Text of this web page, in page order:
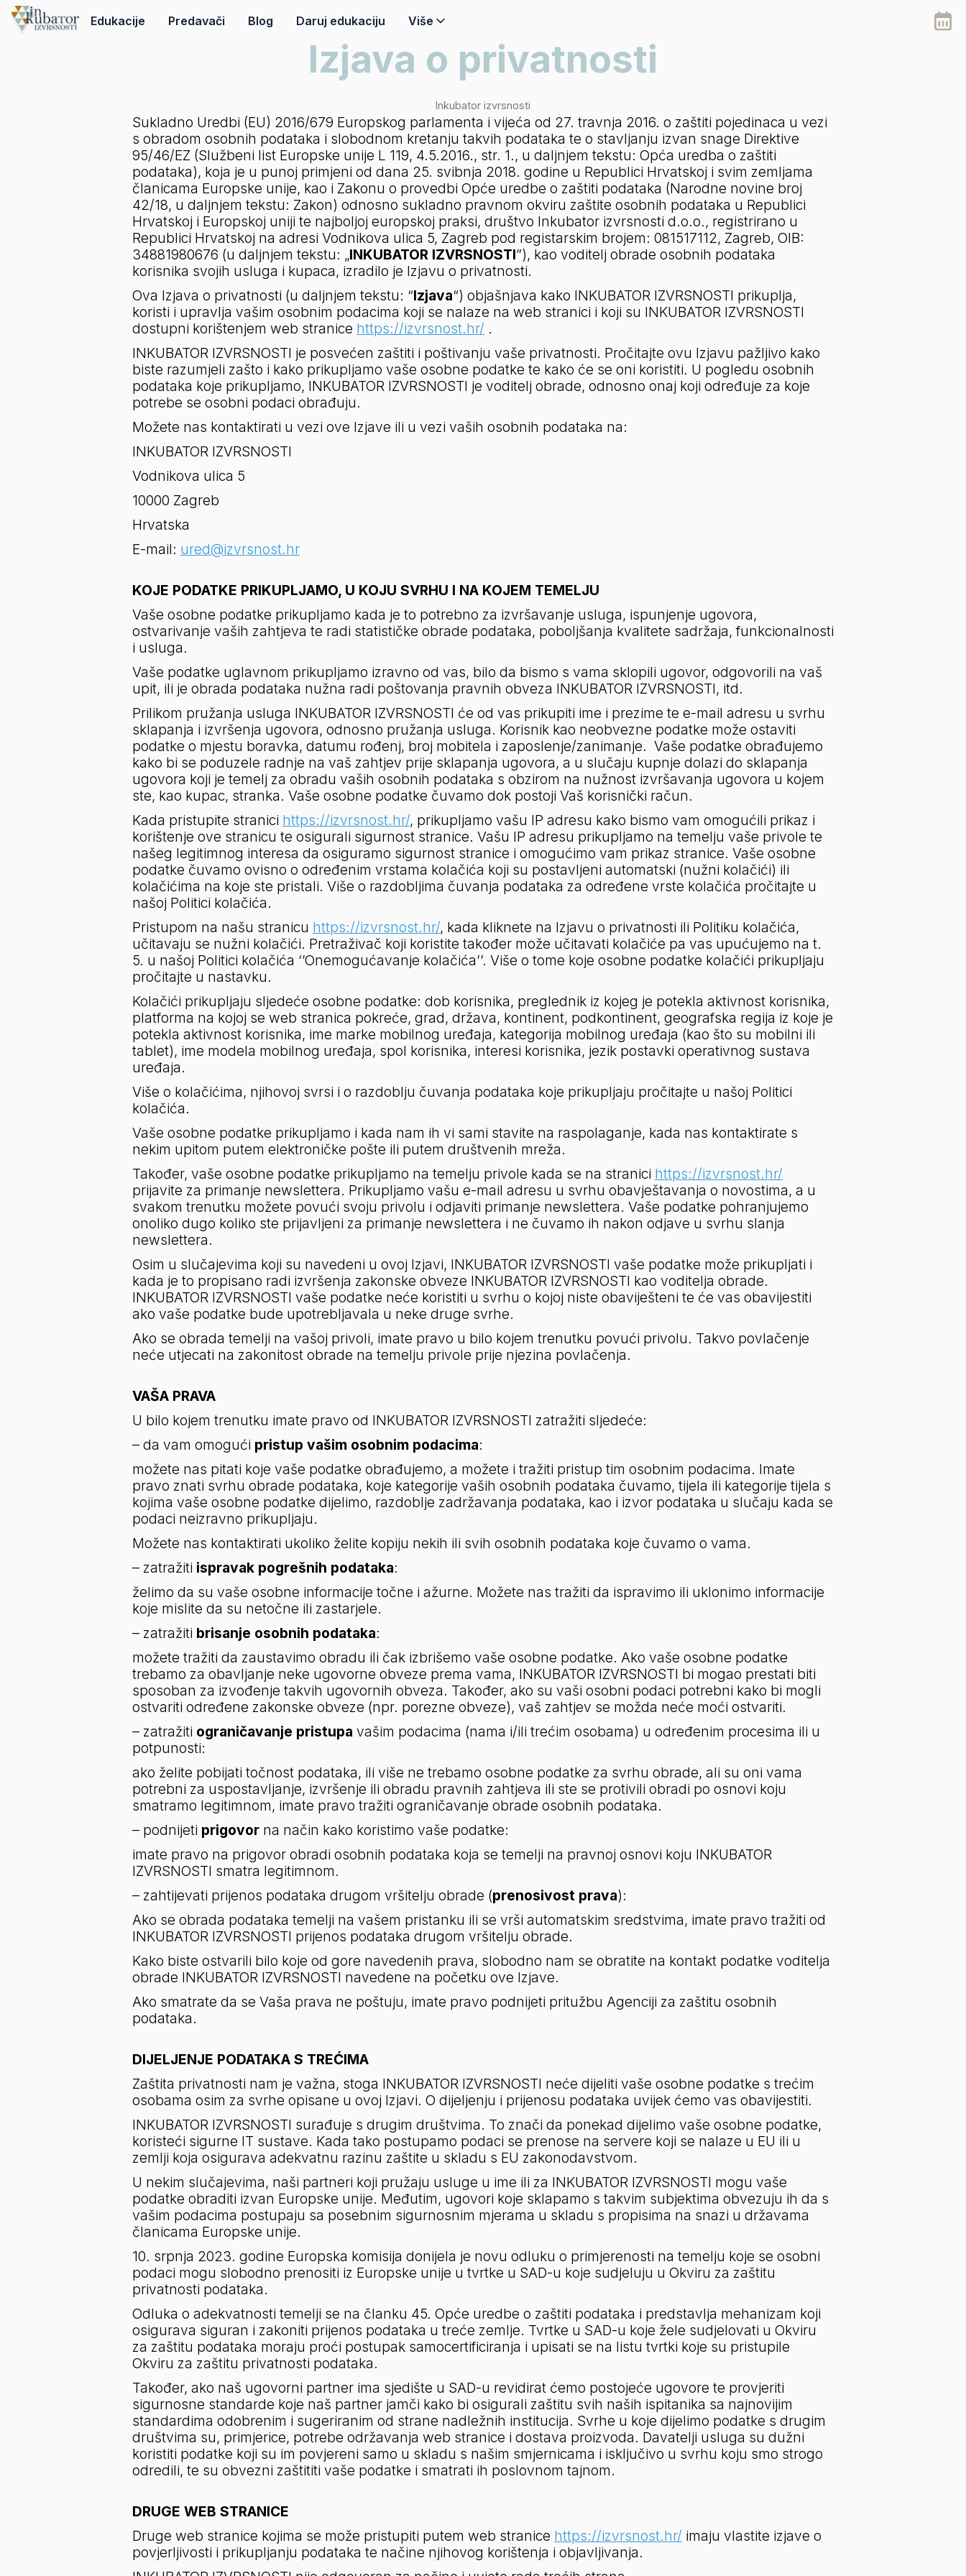
Edukacije Predavači Blog Daruj edukaciju Više
Izjava o privatnosti
Inkubator izvrsnosti
Sukladno Uredbi (EU) 2016/679 Europskog parlamenta i vijeća od 27. travnja 2016. o zaštiti pojedinaca u vezi
s obradom osobnih podataka i slobodnom kretanju takvih podataka te o stavljanju izvan snage Direktive
95/46/EZ (Službeni list Europske unije L 119, 4.5.2016., str. 1., u daljnjem tekstu: Opća uredba o zaštiti
podataka), koja je u punoj primjeni od dana 25. svibnja 2018. godine u Republici Hrvatskoj i svim zemljama
članicama Europske unije, kao i Zakonu o provedbi Opće uredbe o zaštiti podataka (Narodne novine broj
42/18, u daljnjem tekstu: Zakon) odnosno sukladno pravnom okviru zaštite osobnih podataka u Republici
Hrvatskoj i Europskoj uniji te najboljoj europskoj praksi, društvo Inkubator izvrsnosti d.o.o., registrirano u
Republici Hrvatskoj na adresi Vodnikova ulica 5, Zagreb pod registarskim brojem: 081517112, Zagreb, OIB:
34881980676 (u daljnjem tekstu: „INKUBATOR IZVRSNOSTI”), kao voditelj obrade osobnih podataka
korisnika svojih usluga i kupaca, izradilo je Izjavu o privatnosti.
Ova Izjava o privatnosti (u daljnjem tekstu: “Izjava“) objašnjava kako INKUBATOR IZVRSNOSTI prikuplja,
koristi i upravlja vašim osobnim podacima koji se nalaze na web stranici i koji su INKUBATOR IZVRSNOSTI
dostupni korištenjem web stranice https://izvrsnost.hr/ .
INKUBATOR IZVRSNOSTI je posvećen zaštiti i poštivanju vaše privatnosti. Pročitajte ovu Izjavu pažljivo kako
biste razumjeli zašto i kako prikupljamo vaše osobne podatke te kako će se oni koristiti. U pogledu osobnih
podataka koje prikupljamo, INKUBATOR IZVRSNOSTI je voditelj obrade, odnosno onaj koji određuje za koje
potrebe se osobni podaci obrađuju.
Možete nas kontaktirati u vezi ove Izjave ili u vezi vaših osobnih podataka na:
INKUBATOR IZVRSNOSTI
Vodnikova ulica 5
10000 Zagreb
Hrvatska
E-mail: ured@izvrsnost.hr
KOJE PODATKE PRIKUPLJAMO, U KOJU SVRHU I NA KOJEM TEMELJU
Vaše osobne podatke prikupljamo kada je to potrebno za izvršavanje usluga, ispunjenje ugovora,
ostvarivanje vaših zahtjeva te radi statističke obrade podataka, poboljšanja kvalitete sadržaja, funkcionalnosti
i usluga.
Vaše podatke uglavnom prikupljamo izravno od vas, bilo da bismo s vama sklopili ugovor, odgovorili na vaš
upit, ili je obrada podataka nužna radi poštovanja pravnih obveza INKUBATOR IZVRSNOSTI, itd.
Prilikom pružanja usluga INKUBATOR IZVRSNOSTI će od vas prikupiti ime i prezime te e-mail adresu u svrhu
sklapanja i izvršenja ugovora, odnosno pružanja usluga. Korisnik kao neobvezne podatke može ostaviti
podatke o mjestu boravka, datumu rođenj, broj mobitela i zaposlenje/zanimanje.  Vaše podatke obrađujemo
kako bi se poduzele radnje na vaš zahtjev prije sklapanja ugovora, a u slučaju kupnje dolazi do sklapanja
ugovora koji je temelj za obradu vaših osobnih podataka s obzirom na nužnost izvršavanja ugovora u kojem
ste, kao kupac, stranka. Vaše osobne podatke čuvamo dok postoji Vaš korisnički račun.
Kada pristupite stranici https://izvrsnost.hr/, prikupljamo vašu IP adresu kako bismo vam omogućili prikaz i
korištenje ove stranicu te osigurali sigurnost stranice. Vašu IP adresu prikupljamo na temelju vaše privole te
našeg legitimnog interesa da osiguramo sigurnost stranice i omogućimo vam prikaz stranice. Vaše osobne
podatke čuvamo ovisno o određenim vrstama kolačića koji su postavljeni automatski (nužni kolačići) ili
kolačićima na koje ste pristali. Više o razdobljima čuvanja podataka za određene vrste kolačića pročitajte u
našoj Politici kolačića.
Pristupom na našu stranicu https://izvrsnost.hr/, kada kliknete na Izjavu o privatnosti ili Politiku kolačića,
učitavaju se nužni kolačići. Pretraživač koji koristite također može učitavati kolačiće pa vas upućujemo na t.
5. u našoj Politici kolačića ‘’Onemogućavanje kolačića’’. Više o tome koje osobne podatke kolačići prikupljaju
pročitajte u nastavku.
Kolačići prikupljaju sljedeće osobne podatke: dob korisnika, preglednik iz kojeg je potekla aktivnost korisnika,
platforma na kojoj se web stranica pokreće, grad, država, kontinent, podkontinent, geografska regija iz koje je
potekla aktivnost korisnika, ime marke mobilnog uređaja, kategorija mobilnog uređaja (kao što su mobilni ili
tablet), ime modela mobilnog uređaja, spol korisnika, interesi korisnika, jezik postavki operativnog sustava
uređaja.
Više o kolačićima, njihovoj svrsi i o razdoblju čuvanja podataka koje prikupljaju pročitajte u našoj Politici
kolačića.
Vaše osobne podatke prikupljamo i kada nam ih vi sami stavite na raspolaganje, kada nas kontaktirate s
nekim upitom putem elektroničke pošte ili putem društvenih mreža.
Također, vaše osobne podatke prikupljamo na temelju privole kada se na stranici https://izvrsnost.hr/
prijavite za primanje newslettera. Prikupljamo vašu e-mail adresu u svrhu obavještavanja o novostima, a u
svakom trenutku možete povući svoju privolu i odjaviti primanje newslettera. Vaše podatke pohranjujemo
onoliko dugo koliko ste prijavljeni za primanje newslettera i ne čuvamo ih nakon odjave u svrhu slanja
newslettera.
Osim u slučajevima koji su navedeni u ovoj Izjavi, INKUBATOR IZVRSNOSTI vaše podatke može prikupljati i
kada je to propisano radi izvršenja zakonske obveze INKUBATOR IZVRSNOSTI kao voditelja obrade.
INKUBATOR IZVRSNOSTI vaše podatke neće koristiti u svrhu o kojoj niste obaviješteni te će vas obavijestiti
ako vaše podatke bude upotrebljavala u neke druge svrhe.
Ako se obrada temelji na vašoj privoli, imate pravo u bilo kojem trenutku povući privolu. Takvo povlačenje
neće utjecati na zakonitost obrade na temelju privole prije njezina povlačenja.
VAŠA PRAVA
U bilo kojem trenutku imate pravo od INKUBATOR IZVRSNOSTI zatražiti sljedeće:
– da vam omogući pristup vašim osobnim podacima:
možete nas pitati koje vaše podatke obrađujemo, a možete i tražiti pristup tim osobnim podacima. Imate
pravo znati svrhu obrade podataka, koje kategorije vaših osobnih podataka čuvamo, tijela ili kategorije tijela s
kojima vaše osobne podatke dijelimo, razdoblje zadržavanja podataka, kao i izvor podataka u slučaju kada se
podaci neizravno prikupljaju.
Možete nas kontaktirati ukoliko želite kopiju nekih ili svih osobnih podataka koje čuvamo o vama.
– zatražiti ispravak pogrešnih podataka:
želimo da su vaše osobne informacije točne i ažurne. Možete nas tražiti da ispravimo ili uklonimo informacije
koje mislite da su netočne ili zastarjele.
– zatražiti brisanje osobnih podataka:
možete tražiti da zaustavimo obradu ili čak izbrišemo vaše osobne podatke. Ako vaše osobne podatke
trebamo za obavljanje neke ugovorne obveze prema vama, INKUBATOR IZVRSNOSTI bi mogao prestati biti
sposoban za izvođenje takvih ugovornih obveza. Također, ako su vaši osobni podaci potrebni kako bi mogli
ostvariti određene zakonske obveze (npr. porezne obveze), vaš zahtjev se možda neće moći ostvariti.
– zatražiti ograničavanje pristupa vašim podacima (nama i/ili trećim osobama) u određenim procesima ili u
potpunosti:
ako želite pobijati točnost podataka, ili više ne trebamo osobne podatke za svrhu obrade, ali su oni vama
potrebni za uspostavljanje, izvršenje ili obradu pravnih zahtjeva ili ste se protivili obradi po osnovi koju
smatramo legitimnom, imate pravo tražiti ograničavanje obrade osobnih podataka.
– podnijeti prigovor na način kako koristimo vaše podatke:
imate pravo na prigovor obradi osobnih podataka koja se temelji na pravnoj osnovi koju INKUBATOR
IZVRSNOSTI smatra legitimnom.
– zahtijevati prijenos podataka drugom vršitelju obrade (prenosivost prava):
Ako se obrada podataka temelji na vašem pristanku ili se vrši automatskim sredstvima, imate pravo tražiti od
INKUBATOR IZVRSNOSTI prijenos podataka drugom vršitelju obrade.
Kako biste ostvarili bilo koje od gore navedenih prava, slobodno nam se obratite na kontakt podatke voditelja
obrade INKUBATOR IZVRSNOSTI navedene na početku ove Izjave.
Ako smatrate da se Vaša prava ne poštuju, imate pravo podnijeti pritužbu Agenciji za zaštitu osobnih
podataka.
DIJELJENJE PODATAKA S TREĆIMA
Zaštita privatnosti nam je važna, stoga INKUBATOR IZVRSNOSTI neće dijeliti vaše osobne podatke s trećim
osobama osim za svrhe opisane u ovoj Izjavi. O dijeljenju i prijenosu podataka uvijek ćemo vas obavijestiti.
INKUBATOR IZVRSNOSTI surađuje s drugim društvima. To znači da ponekad dijelimo vaše osobne podatke,
koristeći sigurne IT sustave. Kada tako postupamo podaci se prenose na servere koji se nalaze u EU ili u
zemlji koja osigurava adekvatnu razinu zaštite u skladu s EU zakonodavstvom.
U nekim slučajevima, naši partneri koji pružaju usluge u ime ili za INKUBATOR IZVRSNOSTI mogu vaše
podatke obraditi izvan Europske unije. Međutim, ugovori koje sklapamo s takvim subjektima obvezuju ih da s
vašim podacima postupaju sa posebnim sigurnosnim mjerama u skladu s propisima na snazi u državama
članicama Europske unije.
10. srpnja 2023. godine Europska komisija donijela je novu odluku o primjerenosti na temelju koje se osobni
podaci mogu slobodno prenositi iz Europske unije u tvrtke u SAD-u koje sudjeluju u Okviru za zaštitu
privatnosti podataka.
Odluka o adekvatnosti temelji se na članku 45. Opće uredbe o zaštiti podataka i predstavlja mehanizam koji
osigurava siguran i zakoniti prijenos podataka u treće zemlje. Tvrtke u SAD-u koje žele sudjelovati u Okviru
za zaštitu podataka moraju proći postupak samocertificiranja i upisati se na listu tvrtki koje su pristupile
Okviru za zaštitu privatnosti podataka.
Također, ako naš ugovorni partner ima sjedište u SAD-u revidirat ćemo postojeće ugovore te provjeriti
sigurnosne standarde koje naš partner jamči kako bi osigurali zaštitu svih naših ispitanika sa najnovijim
standardima odobrenim i sugeriranim od strane nadležnih institucija. Svrhe u koje dijelimo podatke s drugim
društvima su, primjerice, potrebe održavanja web stranice i dostava proizvoda. Davatelji usluga su dužni
koristiti podatke koji su im povjereni samo u skladu s našim smjernicama i isključivo u svrhu koju smo strogo
odredili, te su obvezni zaštititi vaše podatke i smatrati ih poslovnom tajnom.
DRUGE WEB STRANICE
Druge web stranice kojima se može pristupiti putem web stranice https://izvrsnost.hr/ imaju vlastite izjave o
povjerljivosti i prikupljanju podataka te načine njihovog korištenja i objavljivanja.